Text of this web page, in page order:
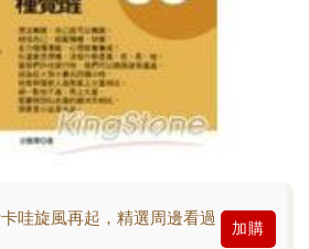
哇旋風再起，精選周邊看過
加購